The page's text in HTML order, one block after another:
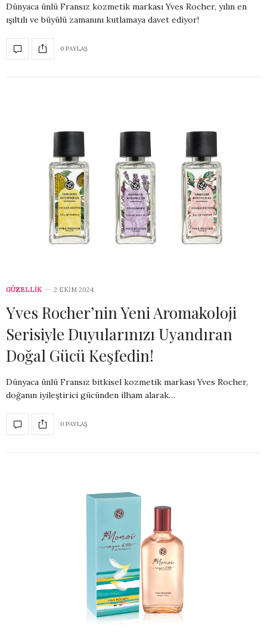
Dünyaca ünlü Fransız kozmetik markası Yves Rocher, yılın en
ışıltılı ve büyülü zamanını kutlamaya davet ediyor!
0 PAYLAŞ
GÜZELLİK 2 EKIM 2024
Yves Rocher’nin Yeni Aromakoloji
Serisiyle Duyularınızı Uyandıran
Doğal Gücü Keşfedin!
Dünyaca ünlü Fransız bitkisel kozmetik markası Yves Rocher,
doğanın iyileştirici gücünden ilham alarak…
0 PAYLAŞ